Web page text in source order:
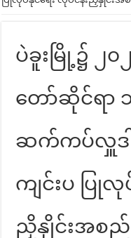
ပဲခူးမြို့၌ ၂၀
တော်ဆိုင်ရ
ဆက်ကပ်လှူဒါန်
ကျင်းပ ပြုလု
ညှိနှိုင်းအစည်